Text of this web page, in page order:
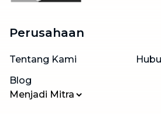
Perusahaan
Tentang Kami
Blog
Menjadi Mitra